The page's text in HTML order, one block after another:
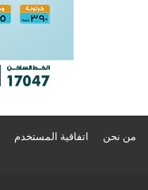
من نحن اتفاقية المستخدم